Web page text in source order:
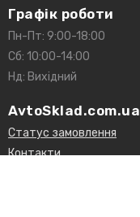
Графік роботи
Пн-Пт: 9:00-18:00
Сб: 10:00-14:00
Нд: Вихідний
AvtoSklad.com.ua
Статус замовлення
Контакти